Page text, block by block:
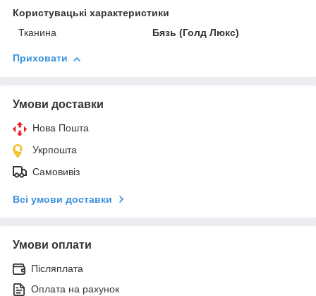
Користувацькi характеристики
Тканина
Бязь (Голд Люкс)
Приховати
Умови доставки
Нова Пошта
Укрпошта
Самовивіз
Всі умови доставки
Умови оплати
Післяплата
Оплата на рахунок